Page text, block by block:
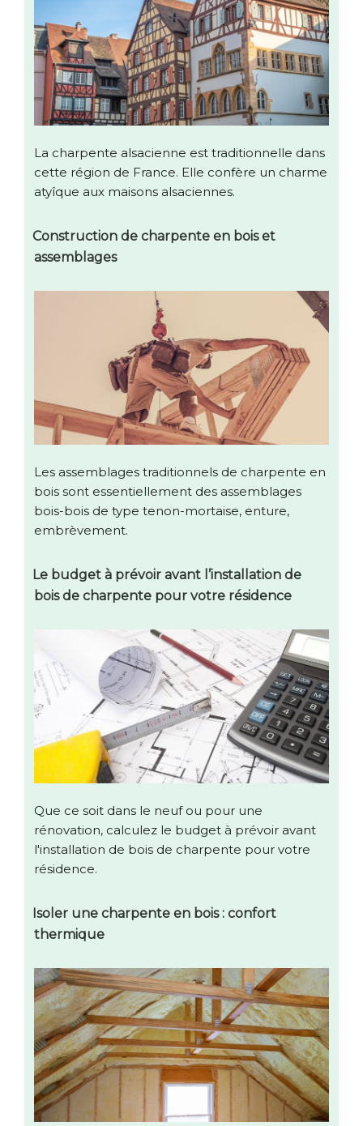
La charpente alsacienne est traditionnelle dans
cette région de France. Elle confère un charme
atyîque aux maisons alsaciennes.
Construction de charpente en bois et
assemblages
Les assemblages traditionnels de charpente en
bois sont essentiellement des assemblages
bois-bois de type tenon-mortaise, enture,
embrèvement.
Le budget à prévoir avant l’installation de
bois de charpente pour votre résidence
Que ce soit dans le neuf ou pour une
rénovation, calculez le budget à prévoir avant
l'installation de bois de charpente pour votre
résidence.
Isoler une charpente en bois : confort
thermique